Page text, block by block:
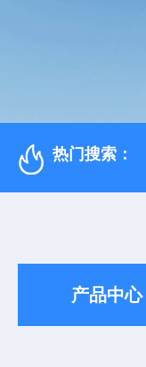
热门搜索：
产品中心